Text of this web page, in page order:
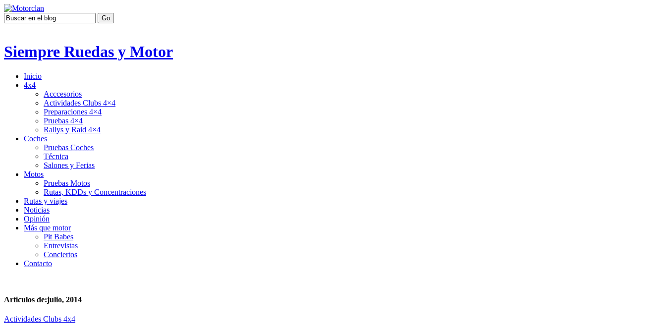
Siempre Ruedas y Motor
Inicio
4x4
Acccesorios
Actividades Clubs 4×4
Preparaciones 4×4
Pruebas 4×4
Rallys y Raid 4×4
Coches
Pruebas Coches
Técnica
Salones y Ferias
Motos
Pruebas Motos
Rutas, KDDs y Concentraciones
Rutas y viajes
Noticias
Opinión
Más que motor
Pit Babes
Entrevistas
Conciertos
Contacto
Articulos de:julio, 2014
Actividades Clubs 4x4